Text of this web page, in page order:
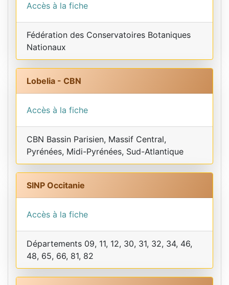
Accès à la fiche
Fédération des Conservatoires Botaniques
Nationaux
Lobelia - CBN
Accès à la fiche
CBN Bassin Parisien, Massif Central,
Pyrénées, Midi-Pyrénées, Sud-Atlantique
SINP Occitanie
Accès à la fiche
Départements 09, 11, 12, 30, 31, 32, 34, 46,
48, 65, 66, 81, 82